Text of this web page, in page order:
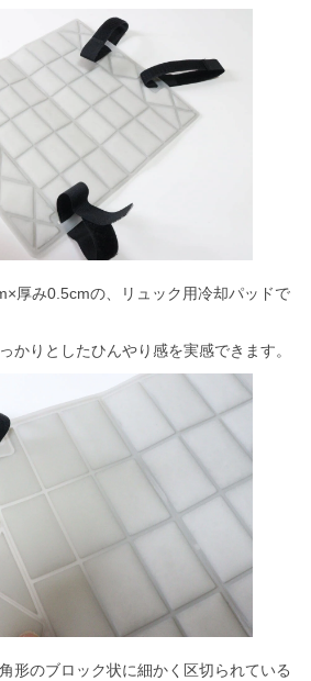
厚み0.5cmの、リュック用冷却パッドで
かりとしたひんやり感を実感できます。
形のブロック状に細かく区切られている